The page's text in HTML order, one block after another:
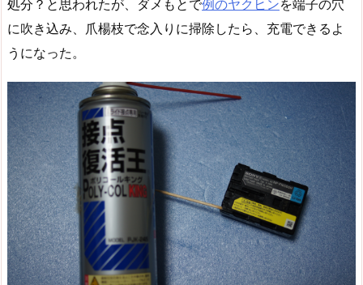
処分？と思われたが、ダメもとで例のヤクヒンを端子の穴
に吹き込み、爪楊枝で念入りに掃除したら、充電できるよ
うになった。